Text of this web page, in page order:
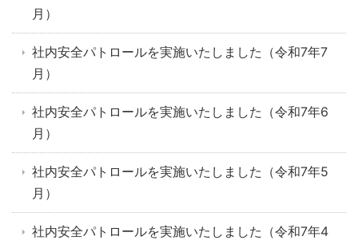
月）
社内安全パトロールを実施いたしました（令和7年7
月）
社内安全パトロールを実施いたしました（令和7年6
月）
社内安全パトロールを実施いたしました（令和7年5
月）
社内安全パトロールを実施いたしました（令和7年4